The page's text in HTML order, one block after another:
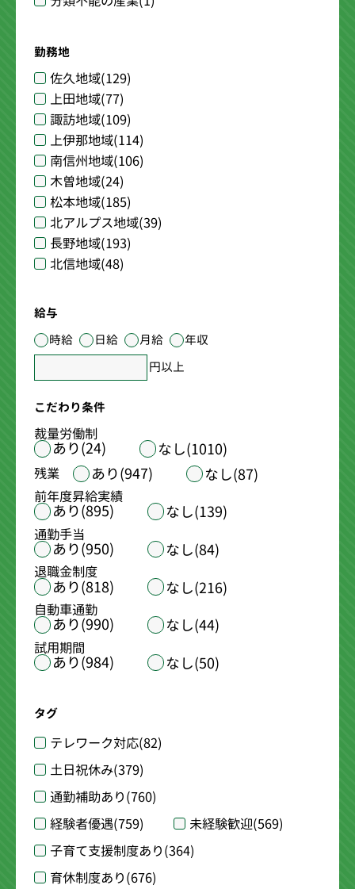
勤務地
佐久地域(129)
上田地域(77)
諏訪地域(109)
上伊那地域(114)
南信州地域(106)
木曽地域(24)
松本地域(185)
北アルプス地域(39)
長野地域(193)
北信地域(48)
給与
時給
日給 月給
年収
円以上
こだわり条件
裁量労働制
あり(24) なし(1010)
残業 あり(947) なし(87)
前年度昇給実績
あり(895) なし(139)
通勤手当
あり(950) なし(84)
退職金制度
あり(818) なし(216)
自動車通勤
あり(990) なし(44)
試用期間
あり(984) なし(50)
タグ
テレワーク対応(82)
土日祝休み(379)
通勤補助あり(760)
経験者優遇(759) 未経験歓迎(569)
子育て支援制度あり(364)
育休制度あり(676)